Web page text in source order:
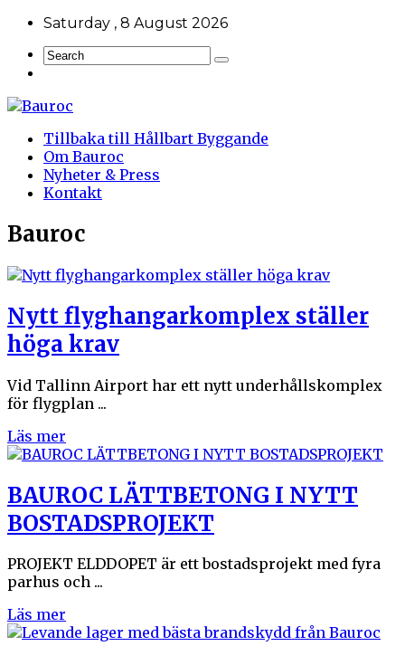
Saturday , 8 August 2026
Tillbaka till Hållbart Byggande
Om Bauroc
Nyheter & Press
Kontakt
Bauroc
Nytt flyghangarkomplex ställer
höga krav
Vid Tallinn Airport har ett nytt underhållskomplex
för flygplan ...
Läs mer
BAUROC LÄTTBETONG I NYTT
BOSTADSPROJEKT
PROJEKT ELDDOPET är ett bostadsprojekt med fyra
parhus och ...
Läs mer